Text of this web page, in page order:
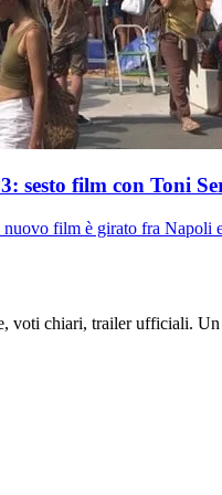
sesto film con Toni
film è girato fra Napoli
voti chiari, trailer ufficiali.